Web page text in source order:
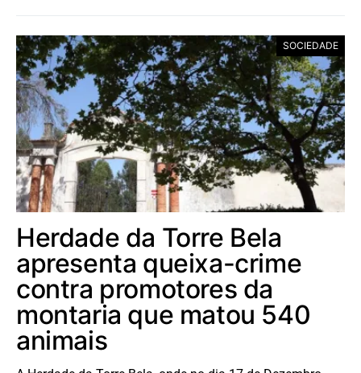
SOCIEDADE
Herdade da Torre Bela
apresenta queixa-crime
contra promotores da
montaria que matou 540
animais